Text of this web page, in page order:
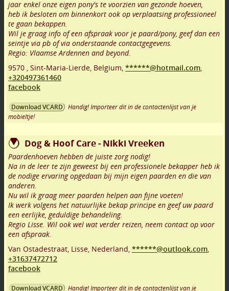
jaar enkel onze eigen pony's te voorzien van gezonde hoeven,
heb ik besloten om binnenkort ook op verplaatsing professioneel
te gaan bekappen.
Wil je graag info of een afspraak voor je paard/pony, geef dan een
seintje via pb of via onderstaande contactgegevens.
Regio: Vlaamse Ardennen and beyond.
9570 , Sint-Maria-Lierde, Belgium, ******@hotmail.com,
+320497361460
facebook
Download VCARD
Handig! Importeer dit in de contactenlijst van je
mobieltje!
Dog & Hoof Care - Nikki Vreeken
Paardenhoeven hebben de juiste zorg nodig!
Na in de leer te zijn geweest bij een professionele bekapper heb ik
de nodige ervaring opgedaan bij mijn eigen paarden en die van
anderen.
Nu wil ik graag meer paarden helpen aan fijne voeten!
Ik werk volgens het natuurlijke bekap principe en geef uw paard
een eerlijke, geduldige behandeling.
Regio Lisse. Wil ook wel wat verder reizen, neem contact op voor
een afspraak.
Van Ostadestraat, Lisse, Nederland, ******@outlook.com,
+31637472712
facebook
Download VCARD Handig! Importeer dit in de contactenlijst van je